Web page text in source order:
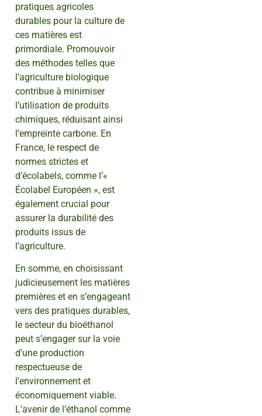
pratiques agricoles
durables pour la culture de
ces matières est
primordiale. Promouvoir
des méthodes telles que
l’agriculture biologique
contribue à minimiser
l’utilisation de produits
chimiques, réduisant ainsi
l’empreinte carbone. En
France, le respect de
normes strictes et
d’écolabels, comme l’«
Écolabel Européen », est
également crucial pour
assurer la durabilité des
produits issus de
l’agriculture.
En somme, en choisissant
judicieusement les matières
premières et en s’engageant
vers des pratiques durables,
le secteur du bioéthanol
peut s’engager sur la voie
d’une production
respectueuse de
l’environnement et
économiquement viable.
L’avenir de l’éthanol comme